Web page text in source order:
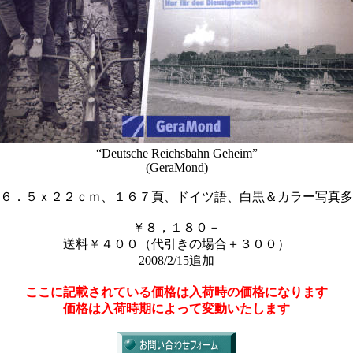
“Deutsche Reichsbahn Geheim”
(GeraMond)
．５ｘ２２ｃｍ、１６７頁、ドイツ語、白黒＆カラー写真
￥８，１８０－
送料￥４００（代引きの場合＋３００）
2008/2/15追加
ここに記載されている価格は入荷時の価格になります
価格は入荷時期によって変動いたします